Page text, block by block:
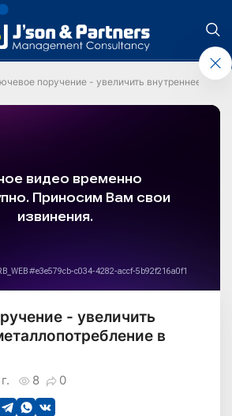
поручение - увеличить внутреннее
- увеличить
в
8 0